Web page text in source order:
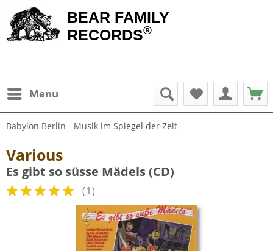
BEAR FAMILY
RECORDS®
Menu
Babylon Berlin - Musik im Spiegel der Zeit
Various
Es gibt so süsse Mädels (CD)
(1)